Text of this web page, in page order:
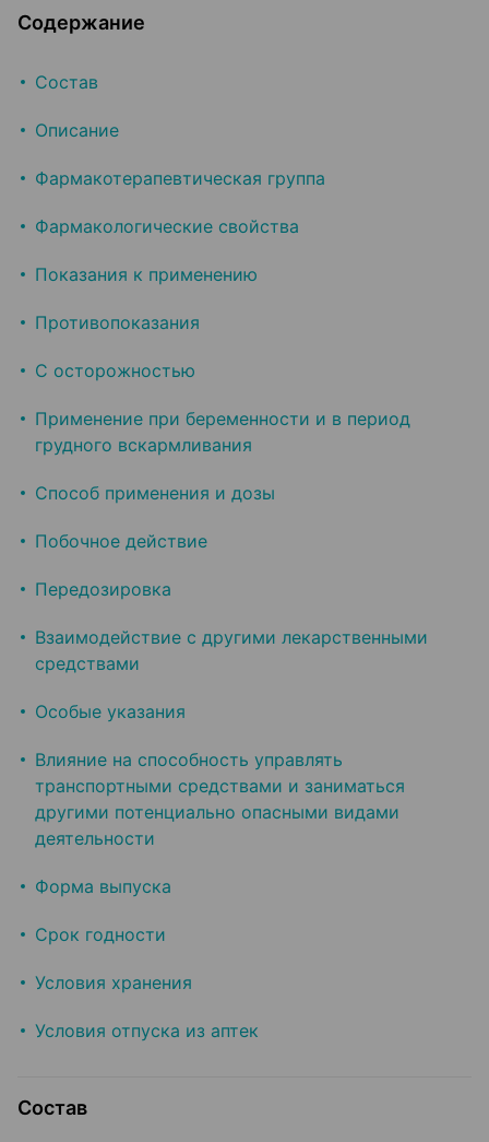
Содержание
Состав
Описание
Фармакотерапевтическая группа
Фармакологические свойства
Показания к применению
Противопоказания
С осторожностью
Применение при беременности и в период
грудного вскармливания
Способ применения и дозы
Побочное действие
Передозировка
Взаимодействие с другими лекарственными
средствами
Особые указания
Влияние на способность управлять
транспортными средствами и заниматься
другими потенциально опасными видами
деятельности
Форма выпуска
Срок годности
Условия хранения
Условия отпуска из аптек
Состав